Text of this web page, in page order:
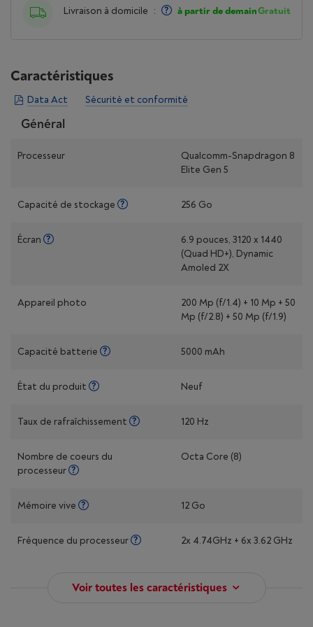
Livraison à domicile : à partir de demainGratuit
Caractéristiques
Sécurité et conformité
Data Act
Général
Processeur
Qualcomm-Snapdragon 8
Elite Gen 5
Capacité de stockage 256 Go
Écran
6.9 pouces, 3120 x 1440
(Quad HD+), Dynamic
Amoled 2X
Appareil photo
200 Mp (f/1.4) + 10 Mp + 50
Mp (f/2.8) + 50 Mp (f/1.9)
Capacité batterie 5000 mAh
État du produit Neuf
Taux de rafraîchissement 120 Hz
Nombre de coeurs du
processeur
Octa Core (8)
Mémoire vive 12 Go
Fréquence du processeur 2x 4.74GHz + 6x 3.62 GHz
Voir toutes les caractéristiques